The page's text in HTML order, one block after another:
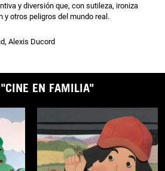
y diversión que, con sutileza, ironiza
y otros peligros del mundo real.
Alexis Ducord
"CINE EN FAMILIA"